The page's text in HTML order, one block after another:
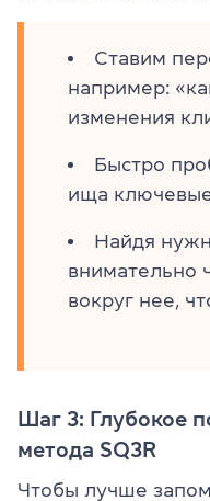
Ставим
например:
изменения
Быстро
ища
Найдя
внимательно
вокруг нее,
Шаг 3: Глубокое
метода SQ3R
Чтобы лучше